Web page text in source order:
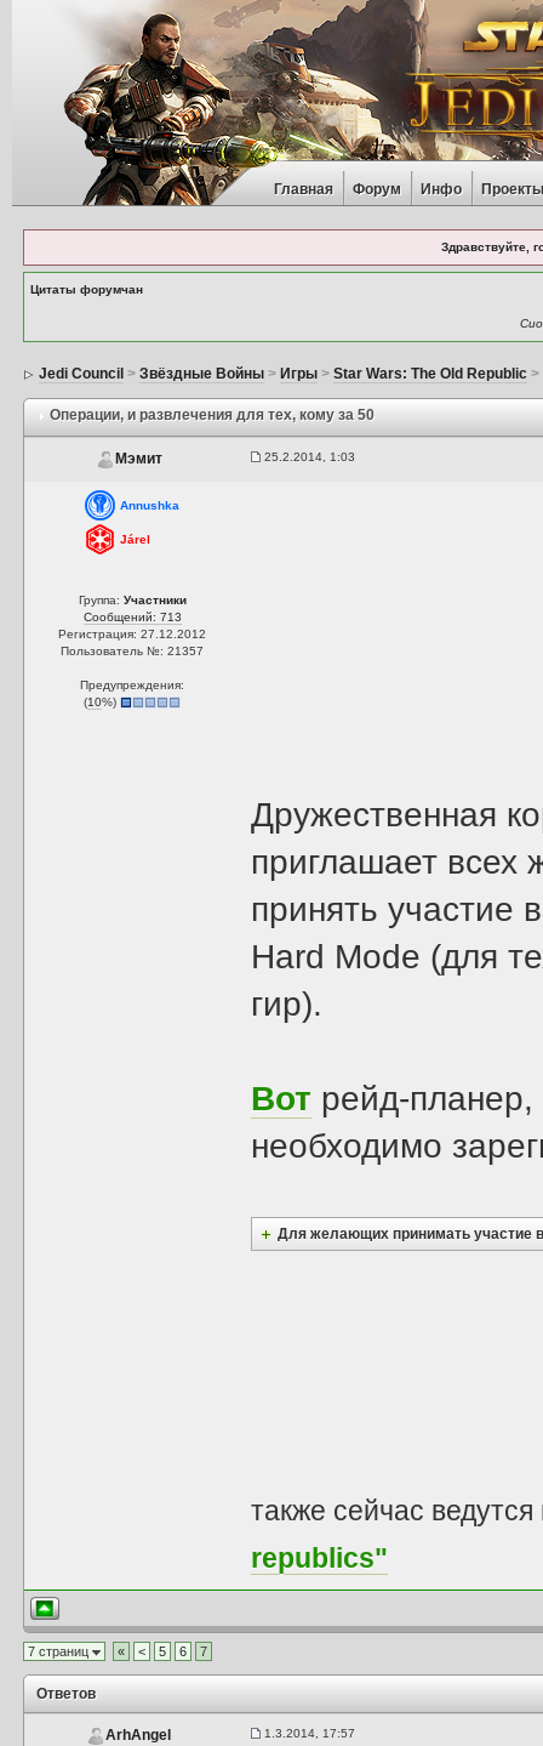
Главная Форум Инфо
Здравствуйте,
Цитаты форумчан
Jedi Council >Звёздные Войны > Игры >Star Wars: The Old Republic >
Операции, и развлечения для тех, кому за 50
Мэмит 25.2.2014, 1:03
Annushka
Járel
Группа: Участники
Сообщений: 713
Регистрация: 27.12.2012
Пользователь №: 21357
Предупреждения:
(10%)
Дружественная
приглашает всех
принять участие
Hard Mode (для
гир).
Вот рейд-
необходимо
Для желающих принимать участие
также сейчас
republics"
7 страниц « < 5 6 7
Ответов
ArhAngel 1.3.2014, 17:57